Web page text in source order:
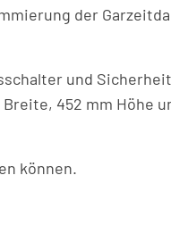
der
und
452 mm Höhe
können.